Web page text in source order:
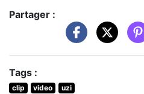
Partager :
Tags :
clip video uzi